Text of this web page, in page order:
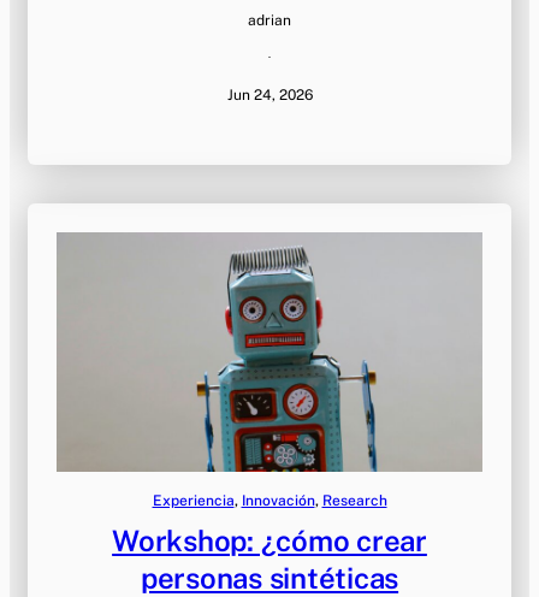
adrian
·
Jun 24, 2026
Experiencia, Innovación, Research
Workshop: ¿cómo crear
personas sintéticas